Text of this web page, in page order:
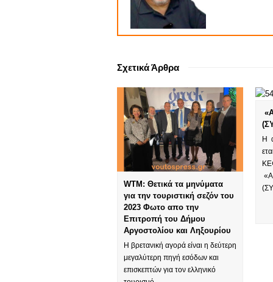
Σχετικά Άρθρα
WTM: Θετικά τα μηνύματα
για την τουριστική σεζόν του
2023 Φωτο απο την
Επιτροπή του Δήμου
Αργοστολίου και Ληξουρίου
Η βρετανική αγορά είναι η δεύτερη
μεγαλύτερη πηγή εσόδων και
επισκεπτών για τον ελληνικό
Η